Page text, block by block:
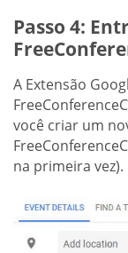
Passo 4:
A Extensão
você criar um
na primeira vez).